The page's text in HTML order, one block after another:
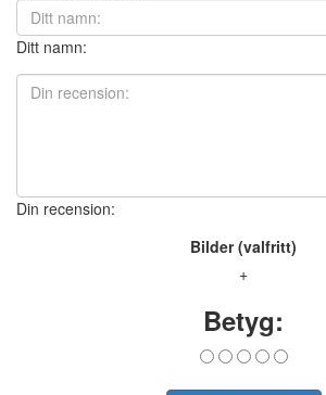
Ditt namn:
Din recension:
Bilder (valfritt)
+
Betyg: